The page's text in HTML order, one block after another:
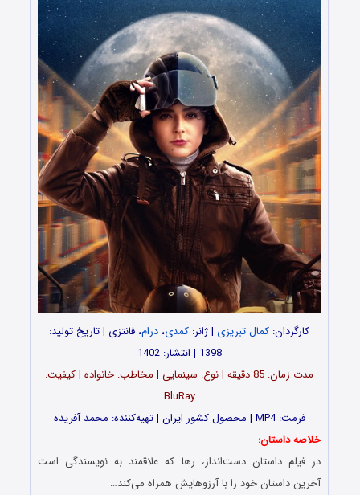
کارگردان: کمال تبریزی | ژانر: کمدی، درام، فانتزی | تاریخ تولید:
1398 | انتشار: 1402
مدت‌‌ زمان: 85 دقیقه | نوع: سینمایی | مخاطب: خانواده | کیفیت:
BluRay
فرمت: MP4 | محصول کشور ایران | تهیه‎‌کننده: محمد آفریده
خلاصه داستان:
در فیلم داستان دست‌انداز، رها که علاقمند به نویسندگی است
آخرین داستان خود را با آرزوهایش همراه می‌کند…